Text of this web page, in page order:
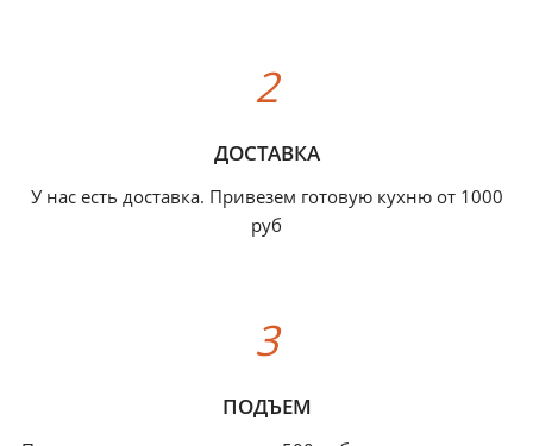
ДОСТАВКА
У нас есть доставка. Привезем готовую кухню от 1000
руб
ПОДЪЕМ